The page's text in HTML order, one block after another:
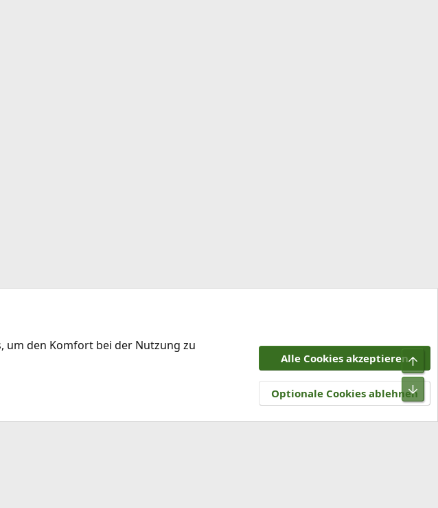
Datenschutz Hilfe und Impressum
R
S
um den Komfort bei der Nutzung zu
Alle Cookies akzeptieren
Optionale Cookies ablehnen